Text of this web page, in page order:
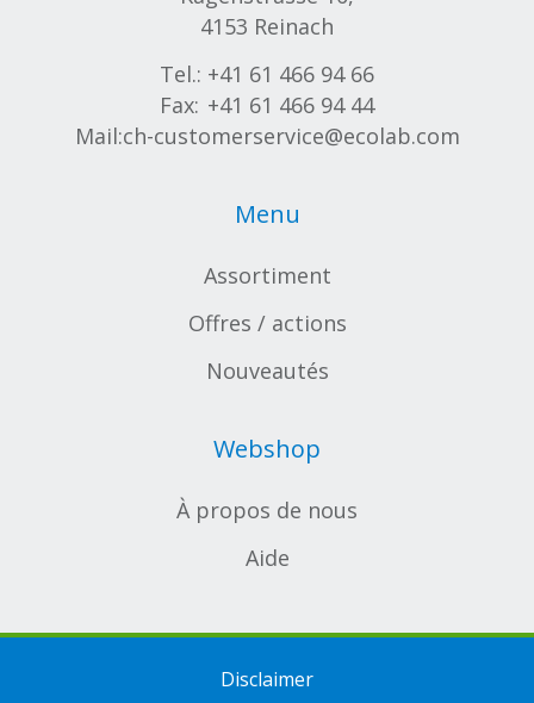
4153 Reinach
Tel.: +41 61 466 94 66
Fax: +41 61 466 94 44
Mail:ch-customerservice@ecolab.com
Menu
Assortiment
Offres / actions
Nouveautés
Webshop
À propos de nous
Aide
Disclaimer